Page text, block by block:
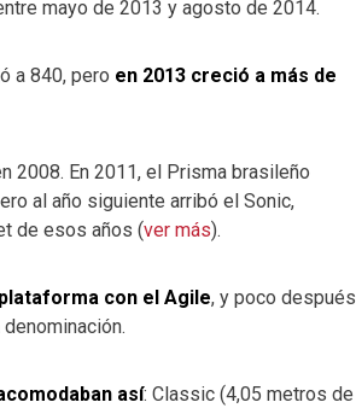
mayo de 2013 y agosto de 2014.
a 840, pero en 2013 creció a más de
2008. En 2011, el Prisma brasileño
al año siguiente arribó el Sonic,
de esos años (ver más).
con el Agile, y poco después
así: Classic (4,05 metros de